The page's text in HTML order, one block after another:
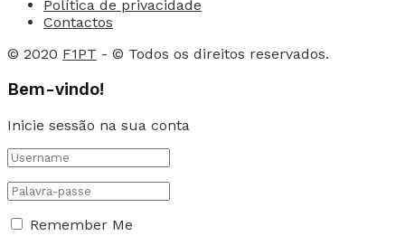
Política de privacidade
Contactos
© 2020 F1PT - © Todos os direitos reservados.
Bem-vindo!
Inicie sessão na sua conta
Remember Me